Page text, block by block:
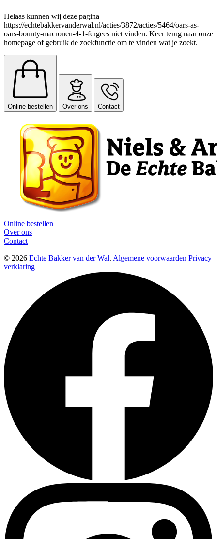
Helaas kunnen wij deze pagina
https://echtebakkervanderwal.nl/acties/3872/acties/5464/oars-as-
oars-bounty-macronen-4-1-fergees niet vinden. Keer terug naar onze
homepage of gebruik de zoekfunctie om te vinden wat je zoekt.
Online bestellen Over ons Contact
Online bestellen
Over ons
Contact
© 2026 Echte Bakker van der Wal. Algemene voorwaarden Privacy
verklaring